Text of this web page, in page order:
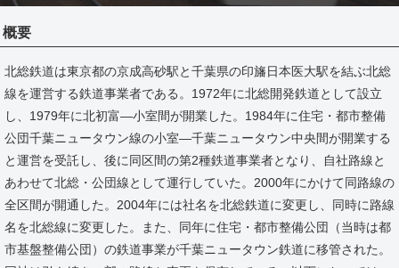
概要
北総鉄道は東京都の京成高砂駅と千葉県の印旛日本医大駅を結ぶ北総
線を運営する鉄道事業者である。1972年に北総開発鉄道として設立
し、1979年に北初富―小室間が開業した。1984年に住宅・都市整備
公団千葉ニュータウン線の小室―千葉ニュータウン中央間が開業する
と運営を受託し、後に同区間の第2種鉄道事業者となり、自社路線と
あわせて北総・公団線として運行していた。2000年にかけて同路線の
全区間が開通した。2004年には社名を北総鉄道に変更し、同時に路線
名を北総線に変更した。また、同年に住宅・都市整備公団（当時は都
市基盤整備公団）の鉄道事業が千葉ニュータウン鉄道に移管された。